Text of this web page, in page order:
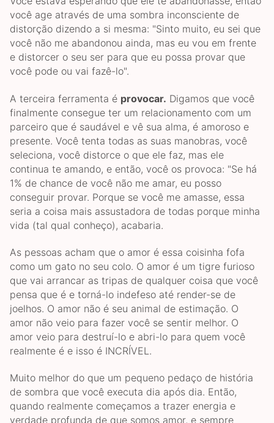
você age através de uma sombra inconsciente de
distorção dizendo a si mesma: "Sinto muito, eu sei que
você não me abandonou ainda, mas eu vou em frente
e distorcer o seu ser para que eu possa provar que
você pode ou vai fazê-lo".
A terceira ferramenta é provocar. Digamos que você
finalmente consegue ter um relacionamento com um
parceiro que é saudável e vê sua alma, é amoroso e
presente. Você tenta todas as suas manobras, você
seleciona, você distorce o que ele faz, mas ele
continua te amando, e então, você os provoca: "Se há
1% de chance de você não me amar, eu posso
conseguir provar. Porque se você me amasse, essa
seria a coisa mais assustadora de todas porque minha
vida (tal qual conheço), acabaria.
As pessoas acham que o amor é essa coisinha fofa
como um gato no seu colo. O amor é um tigre furioso
que vai arrancar as tripas de qualquer coisa que você
pensa que é e torná-lo indefeso até render-se de
joelhos. O amor não é seu animal de estimação. O
amor não veio para fazer você se sentir melhor. O
amor veio para destruí-lo e abri-lo para quem você
realmente é e isso é INCRÍVEL.
Muito melhor do que um pequeno pedaço de história
de sombra que você executa dia após dia. Então,
quando realmente começamos a trazer energia e
verdade profunda de que somos amor, e sempre